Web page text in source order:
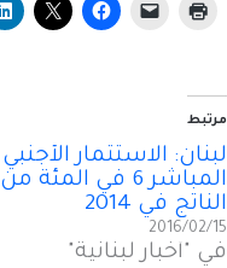
مرتبط
لبنان: الاستثمار الأجنبي
المباشر 6 في المئة من
الناتج في 2014
2016/02/15
في "أخبار لبنانية"